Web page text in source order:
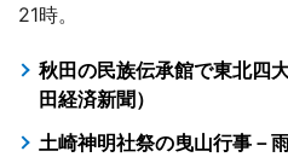
21時。
秋田の民族伝承館で東北四
田経済新聞）
土崎神明社祭の曳山行事－